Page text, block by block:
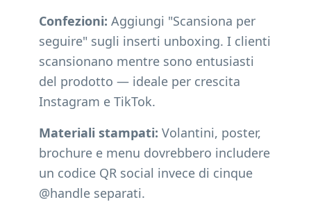
Confezioni: Aggiungi "Scansiona per
seguire" sugli inserti unboxing. I clienti
scansionano mentre sono entusiasti
del prodotto — ideale per crescita
Instagram e TikTok.
Materiali stampati: Volantini, poster,
brochure e menu dovrebbero includere
un codice QR social invece di cinque
@handle separati.